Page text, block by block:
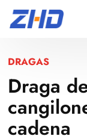
DRAGAS
Draga
cadena